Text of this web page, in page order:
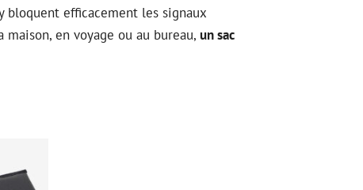
bloquent efficacement les signaux
maison, en voyage ou au bureau, un sac